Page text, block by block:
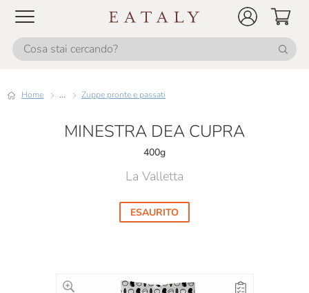
Home ... Zuppe pronte e passati
MINESTRA DEA CUPRA
400g
La Valletta
ESAURITO